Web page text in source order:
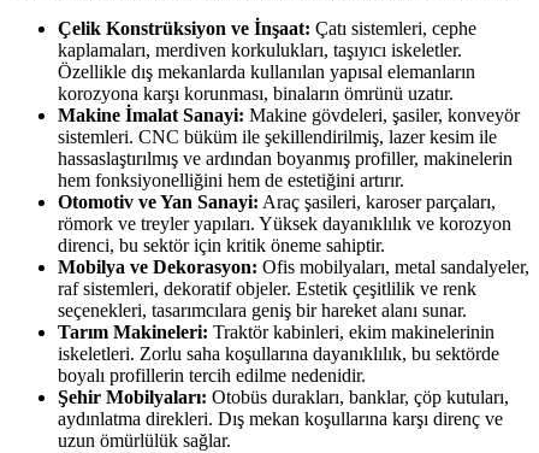
Çelik Konstrüksiyon ve İnşaat: Çatı sistemleri, cephe
kaplamaları, merdiven korkulukları, taşıyıcı iskeletler.
Özellikle dış mekanlarda kullanılan yapısal elemanların
korozyona karşı korunması, binaların ömrünü uzatır.
Makine İmalat Sanayi: Makine gövdeleri, şasiler, konveyör
sistemleri. CNC büküm ile şekillendirilmiş, lazer kesim ile
hassaslaştırılmış ve ardından boyanmış profiller, makinelerin
hem fonksiyonelliğini hem de estetiğini artırır.
Otomotiv ve Yan Sanayi: Araç şasileri, karoser parçaları,
römork ve treyler yapıları. Yüksek dayanıklılık ve korozyon
direnci, bu sektör için kritik öneme sahiptir.
Mobilya ve Dekorasyon: Ofis mobilyaları, metal sandalyeler,
raf sistemleri, dekoratif objeler. Estetik çeşitlilik ve renk
seçenekleri, tasarımcılara geniş bir hareket alanı sunar.
Tarım Makineleri: Traktör kabinleri, ekim makinelerinin
iskeletleri. Zorlu saha koşullarına dayanıklılık, bu sektörde
boyalı profillerin tercih edilme nedenidir.
Şehir Mobilyaları: Otobüs durakları, banklar, çöp kutuları,
aydınlatma direkleri. Dış mekan koşullarına karşı direnç ve
uzun ömürlülük sağlar.